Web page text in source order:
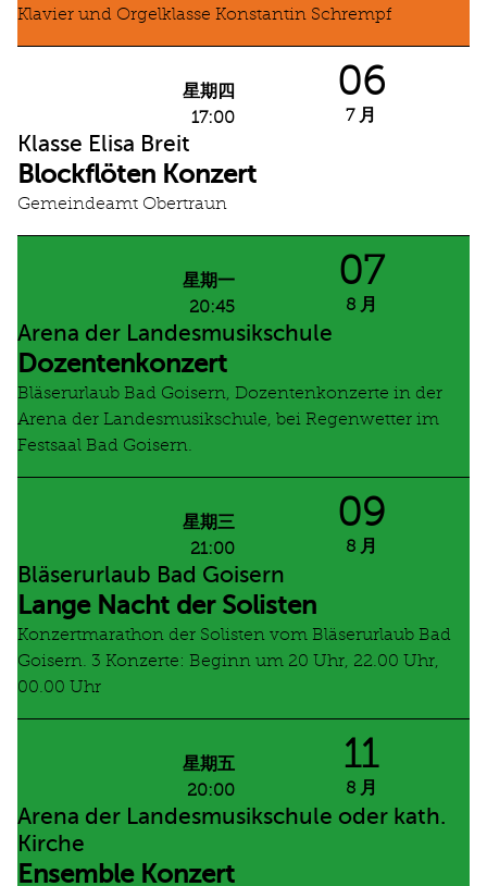
Klavier und Orgelklasse Konstantin Schrempf
星期四
17:00
06
7 月
Klasse Elisa Breit
Blockflöten Konzert
Gemeindeamt Obertraun
星期一
20:45
07
8 月
Arena der Landesmusikschule
Dozentenkonzert
Bläserurlaub Bad Goisern, Dozentenkonzerte in der
Arena der Landesmusikschule, bei Regenwetter im
Festsaal Bad Goisern.
星期三
21:00
09
8 月
Bläserurlaub Bad Goisern
Lange Nacht der Solisten
Konzertmarathon der Solisten vom Bläserurlaub Bad
Goisern. 3 Konzerte: Beginn um 20 Uhr, 22.00 Uhr,
00.00 Uhr
星期五
20:00
11
8 月
Arena der Landesmusikschule oder kath.
Kirche
Ensemble Konzert